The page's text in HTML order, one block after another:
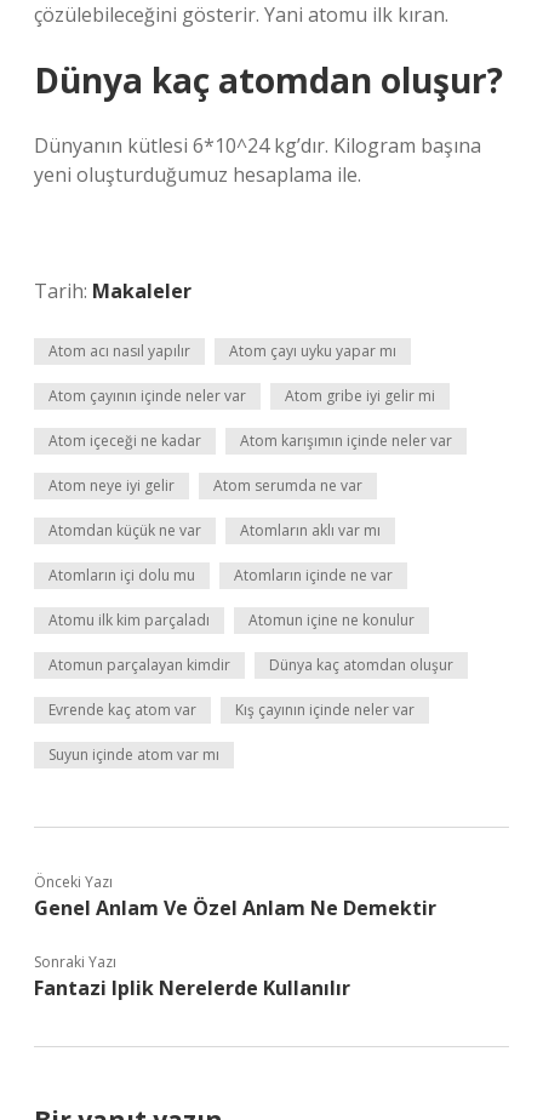
çözülebileceğini gösterir. Yani atomu ilk kıran.
Dünya kaç atomdan oluşur?
Dünyanın kütlesi 6*10^24 kg’dır. Kilogram başına
yeni oluşturduğumuz hesaplama ile.
Tarih: Makaleler
Atom acı nasıl yapılır Atom çayı uyku yapar mı
Atom çayının içinde neler var Atom gribe iyi gelir mi
Atom içeceği ne kadar Atom karışımın içinde neler var
Atom neye iyi gelir Atom serumda ne var
Atomdan küçük ne var Atomların aklı var mı
Atomların içi dolu mu Atomların içinde ne var
Atomu ilk kim parçaladı Atomun içine ne konulur
Atomun parçalayan kimdir Dünya kaç atomdan oluşur
Evrende kaç atom var Kış çayının içinde neler var
Suyun içinde atom var mı
Önceki Yazı
Genel Anlam Ve Özel Anlam Ne Demektir
Sonraki Yazı
Fantazi Iplik Nerelerde Kullanılır